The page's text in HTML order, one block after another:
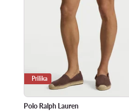
Prilika
Polo Ralph Lauren